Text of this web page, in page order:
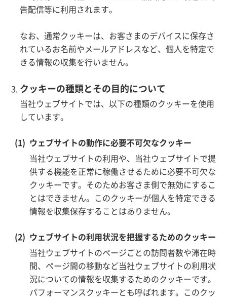
告配信等に利用されます。
なお、通常クッキーは、お客さまのデバイスに保存さ
れているお名前やメールアドレスなど、個人を特定で
きる情報の収集を行いません。
クッキーの種類とその目的について
当社ウェブサイトでは、以下の種類のクッキーを使用
しています。
ウェブサイトの動作に必要不可欠なクッキー
当社ウェブサイトの利用や、当社ウェブサイトで提
供する機能を正常に稼働させるために必要不可欠な
クッキーです。そのためお客さま側で無効にするこ
とはできません。このクッキーが個人を特定できる
情報を収集保存することはありません。
ウェブサイトの利用状況を把握するためのクッキー
当社ウェブサイトのページごとの訪問者数や滞在時
間、ページ間の移動など当社ウェブサイトの利用状
況についての情報を収集するためのクッキーです。
パフォーマンスクッキーとも呼ばれます。このクッ